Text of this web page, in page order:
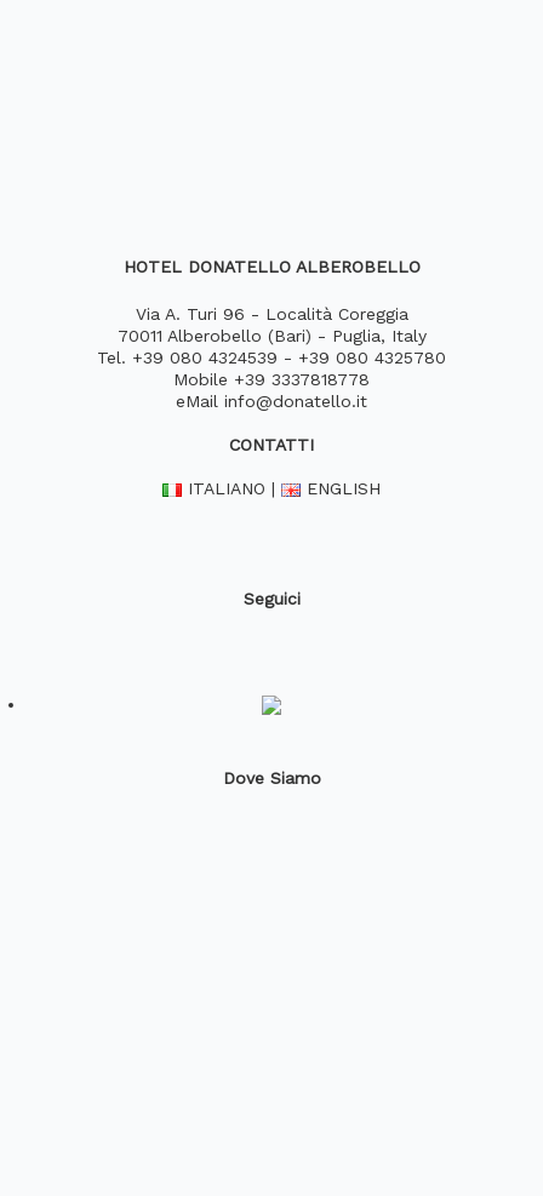
HOTEL DONATELLO ALBEROBELLO
Via A. Turi 96 - Località Coreggia
70011 Alberobello (Bari) - Puglia, Italy
Tel. +39 080 4324539 - +39 080 4325780
Mobile +39 3337818778
eMail info@donatello.it
CONTATTI
ITALIANO | ENGLISH
Seguici
Dove Siamo